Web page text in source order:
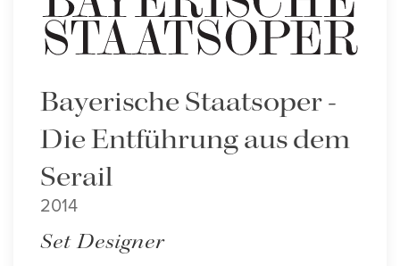
Bayerische Staatsoper -
Die Entführung aus dem
Serail
2014
Set Designer